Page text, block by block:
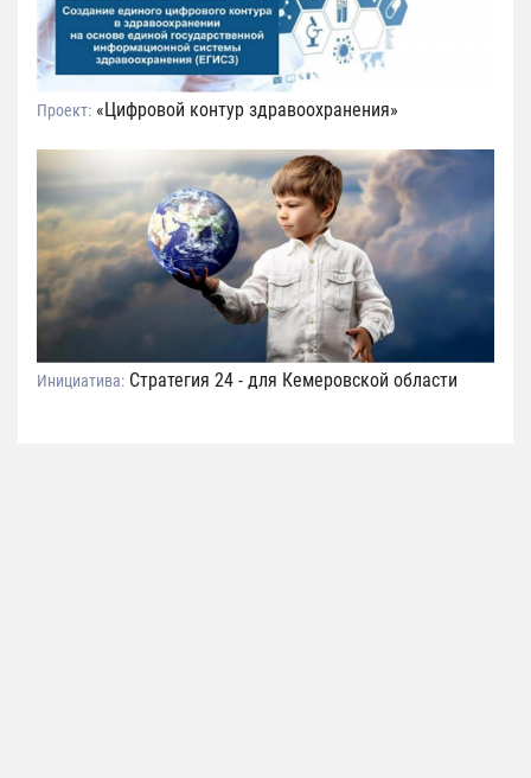
Проект: «Цифровой контур здравоохранения»
Инициатива: Стратегия 24 - для Кемеровской области